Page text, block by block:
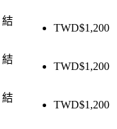
結
TWD$1,200
結
TWD$1,200
結
TWD$1,200